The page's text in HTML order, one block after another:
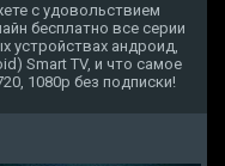
с удовольствием
бесплатно все серии
устройствах андроид,
Smart TV, и что самое
1080p без подписки!